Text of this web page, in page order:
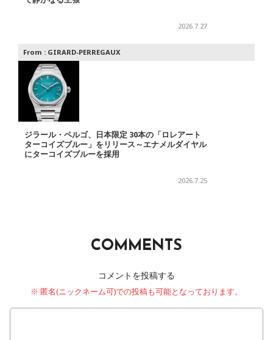
2026.7.27
From : GIRARD-PERREGAUX
ジラール・ペルゴ、日本限定 30本の「ロレアート
ターコイズブルー」をリリース～エナメルダイヤル
にターコイズブルーを採用
2026.7.25
COMMENTS
コメントを投稿する
※ 匿名(ニックネーム可)での投稿も可能となっております。